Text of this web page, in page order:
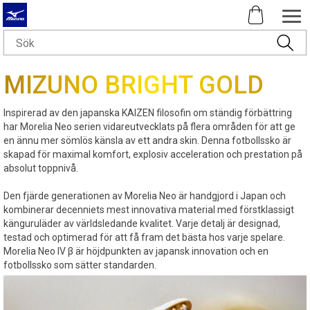
MIZUNO BRIGHT GOLD
Inspirerad av den japanska KAIZEN filosofin om ständig förbättring
har Morelia Neo serien vidareutvecklats på flera områden för att ge
en ännu mer sömlös känsla av ett andra skin. Denna fotbollssko är
skapad för maximal komfort, explosiv acceleration och prestation på
absolut toppnivå.
Den fjärde generationen av Morelia Neo är handgjord i Japan och
kombinerar decenniets mest innovativa material med förstklassigt
känguruläder av världsledande kvalitet. Varje detalj är designad,
testad och optimerad för att få fram det bästa hos varje spelare.
Morelia Neo IV β är höjdpunkten av japansk innovation och en
fotbollssko som sätter standarden.